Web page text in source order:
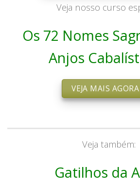
Veja nosso curso
Os 72 Nomes
Anjos
VEJA MAIS AGORA
Veja também:
Gatilhos da